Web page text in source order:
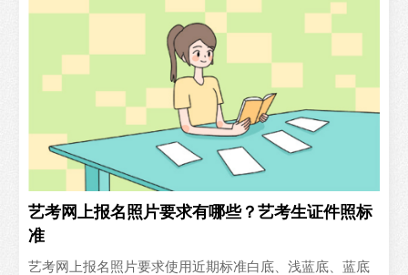
艺考网上报名照片要求有哪些？艺考生证件照标
准
艺考网上报名照片要求使用近期标准白底、浅蓝底、蓝底